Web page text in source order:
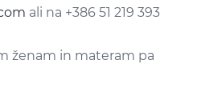
ali na +386 51 219 393
ženam in materam pa